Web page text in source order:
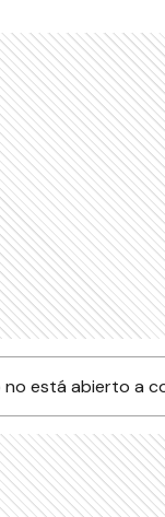
está abierto a